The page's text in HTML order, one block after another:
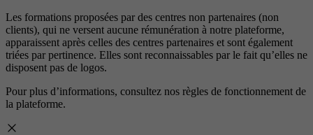
Les formations proposées par des centres non partenaires (non
clients), qui ne versent aucune rémunération à notre plateforme,
apparaissent après celles des centres partenaires et sont également
triées par pertinence. Elles sont reconnaissables par le fait qu’elles ne
disposent pas de logos.
Pour plus d’informations, consultez nos règles de fonctionnement de
la plateforme.